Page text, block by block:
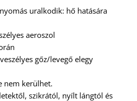
uralkodik: hő hatására
aeroszol
gőz/levegő elegy
nem kerülhet.
szikrától, nyílt lángtól és